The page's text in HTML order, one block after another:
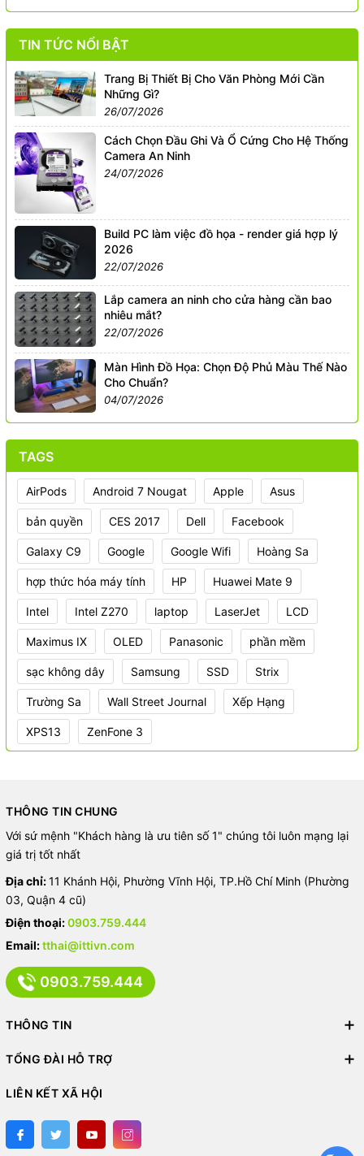
TIN TỨC NỔI BẬT
Trang Bị Thiết Bị Cho Văn Phòng Mới Cần
Những Gì?
26/07/2026
Cách Chọn Đầu Ghi Và Ổ Cứng Cho Hệ Thống
Camera An Ninh
24/07/2026
Build PC làm việc đồ họa - render giá hợp lý
2026
22/07/2026
Lắp camera an ninh cho cửa hàng cần bao
nhiêu mắt?
22/07/2026
Màn Hình Đồ Họa: Chọn Độ Phủ Màu Thế Nào
Cho Chuẩn?
04/07/2026
TAGS
AirPods Android 7 Nougat Apple Asus
bản quyền CES 2017 Dell Facebook
Galaxy C9 Google Google Wifi Hoàng Sa
hợp thức hóa máy tính HP Huawei Mate 9
Intel Intel Z270 laptop LaserJet LCD
Maximus IX OLED Panasonic phần mềm
sạc không dây Samsung SSD Strix
Trường Sa Wall Street Journal Xếp Hạng
XPS13 ZenFone 3
THÔNG TIN CHUNG
Với sứ mệnh "Khách hàng là ưu tiên số 1" chúng tôi luôn mạng lại
giá trị tốt nhất
Địa chỉ:11 Khánh Hội, Phường Vĩnh Hội, TP.Hồ Chí Minh (Phường
03, Quận 4 cũ)
Điện thoại:0903.759.444
Email:tthai@ittivn.com
0903.759.444
THÔNG TIN
TỔNG ĐÀI HỖ TRỢ
LIÊN KẾT XÃ HỘI